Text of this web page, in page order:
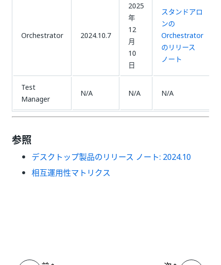
Orchestrator 2024.10.7
2025
年
12
月
10
日
スタンドアロ
ンの
Orchestrator
のリリース
ノート
Test
Manager
N/A N/A N/A
参照
デスクトップ製品のリリース ノート: 2024.10
相互運用性マトリクス